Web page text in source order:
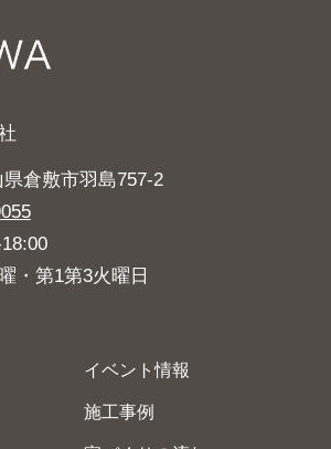
倉敷市羽島757-2
・第1第3火曜日
イベント情報
施工事例